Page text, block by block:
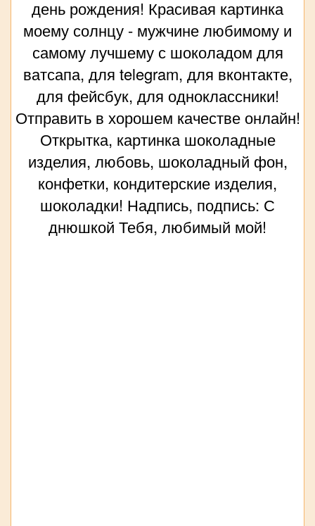
день рождения! Красивая картинка
моему солнцу - мужчине любимому и
самому лучшему с шоколадом для
ватсапа, для telegram, для вконтакте,
для фейсбук, для одноклассники!
Отправить в хорошем качестве онлайн!
Открытка, картинка шоколадные
изделия, любовь, шоколадный фон,
конфетки, кондитерские изделия,
шоколадки! Надпись, подпись: С
днюшкой Тебя, любимый мой!